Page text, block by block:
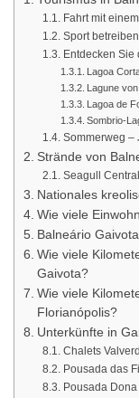
Fahrt mit
Sport betreiben
Entdecken Sie
Lagoa
Lagune
Lagoa de
Sombrio-
Sommerweg –
Strände von
Seagull
Nationales
Wie viele
Balneário
Wie viele
Gaivota?
Wie viele
Florianópolis?
Unterkünfte in
Chalets
Pousada das
Pousada